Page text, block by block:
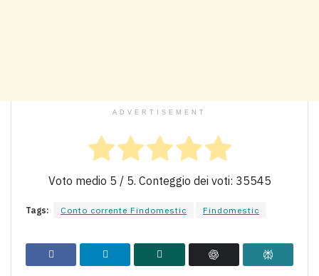
ADVERTISEMENT
Voto medio 5 / 5. Conteggio dei voti: 35545
Tags: Conto corrente Findomestic Findomestic